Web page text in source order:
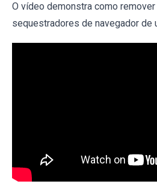
O vídeo demonstra como remover
sequestradores de navegador de